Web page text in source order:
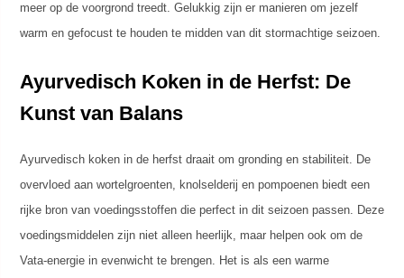
meer op de voorgrond treedt. Gelukkig zijn er manieren om jezelf
warm en gefocust te houden te midden van dit stormachtige seizoen.
Ayurvedisch Koken in de Herfst: De
Kunst van Balans
Ayurvedisch koken in de herfst draait om gronding en stabiliteit. De
overvloed aan wortelgroenten, knolselderij en pompoenen biedt een
rijke bron van voedingsstoffen die perfect in dit seizoen passen. Deze
voedingsmiddelen zijn niet alleen heerlijk, maar helpen ook om de
Vata-energie in evenwicht te brengen. Het is als een warme